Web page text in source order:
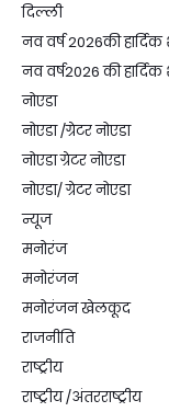
दिल्ली
नव वर्ष 2026की
नव वर्ष2026 की
नोएडा
नोएडा /ग्रेटर नोएडा
नोएडा ग्रेटर नोएडा
नोएडा/ ग्रेटर नोएडा
न्यूज
मनोरंज
मनोरंजन
मनोरंजन खेलकूद
राजनीति
राष्ट्रीय
राष्ट्रीय /अंतरराष्ट्रीय